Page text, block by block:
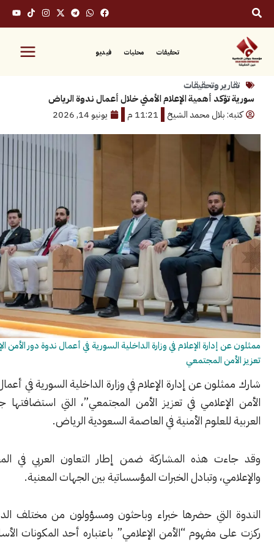
محليات فيديو
وتحقيقات
أهمية الإعلام الأمني خلال أعمال ندوة الرياض
بلال محمد الشيخ
11:21 م يونيو 14, 2026
الإعلام في وزارة الداخلية السورية في أعمال ندوة دور الأمن الإعلامي في
المجتمعي
عن إدارة الإعلام في وزارة الداخلية السورية في أعمال ندوة “دور
في تعزيز الأمن المجتمعي”، التي استضافتها جامعة نايف
الأمنية في العاصمة السعودية الرياض.
هذه المشاركة ضمن إطار التعاون العربي في المجال الأمني
وتبادل الخبرات المؤسساتية بين الجهات المعنية.
حضرها خبراء وباحثون ومسؤولون من مختلف الدول العربية،
مفهوم “الأمن الإعلامي” باعتباره أحد المكونات الأساسية للأمن